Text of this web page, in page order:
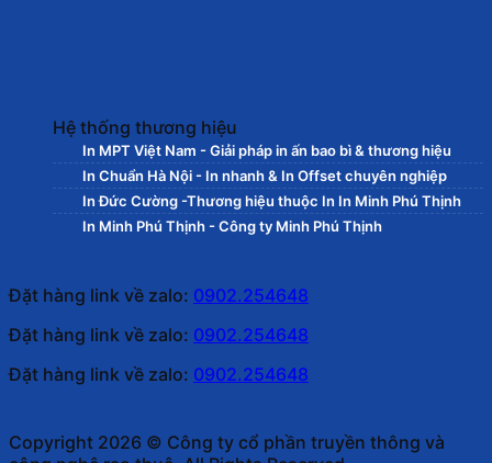
Hệ thống thương hiệu
In MPT Việt Nam - Giải pháp in ấn bao bì & thương hiệu
In Chuẩn Hà Nội - In nhanh & In Offset chuyên nghiệp
In Đức Cường -Thương hiệu thuộc In In Minh Phú Thịnh
In Minh Phú Thịnh - Công ty Minh Phú Thịnh
Đặt hàng link về zalo: 0902.254648
Đặt hàng link về zalo: 0902.254648
Đặt hàng link về zalo: 0902.254648
Copyright 2026 © Công ty cổ phần truyền thông và